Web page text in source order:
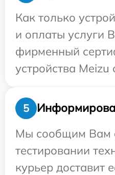
Как только
и оплаты услуги
фирменный
устройства Meizu
5
Мы сообщим Вам
тестировании
курьер доставит